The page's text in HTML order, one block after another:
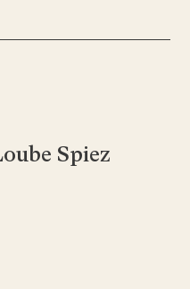
Spiez